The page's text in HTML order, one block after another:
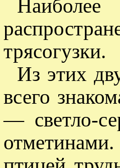
трясогузки.
Из этих
всего
— светло-